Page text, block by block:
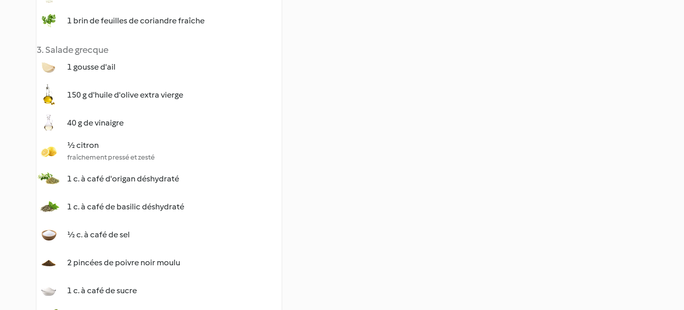
1 brin de feuilles de coriandre fraîche
3. Salade grecque
1 gousse d'ail
150 g d'huile d'olive extra vierge
40 g de vinaigre
½ citron
fraîchement pressé et zesté
1 c. à café d'origan déshydraté
1 c. à café de basilic déshydraté
½ c. à café de sel
2 pincées de poivre noir moulu
1 c. à café de sucre